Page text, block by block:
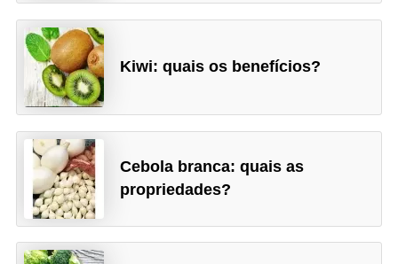
Kiwi: quais os benefícios?
Cebola branca: quais as
propriedades?